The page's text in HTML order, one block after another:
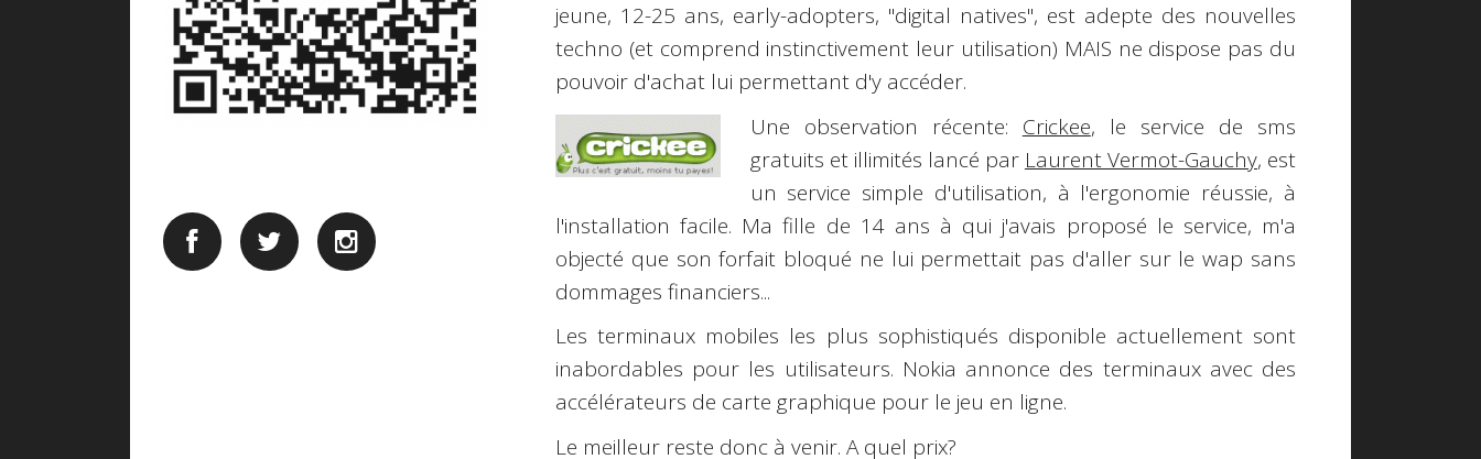
jeune, 12-25 ans, early-adopters, "digital natives", est adepte des nouvelles
techno (et comprend instinctivement leur utilisation) MAIS ne dispose pas du
pouvoir d'achat lui permettant d'y accéder.
Une observation récente: Crickee, le service de sms
gratuits et illimités lancé par Laurent Vermot-Gauchy, est
un service simple d'utilisation, à l'ergonomie réussie, à
l'installation facile. Ma fille de 14 ans à qui j'avais proposé le service, m'a
objecté que son forfait bloqué ne lui permettait pas d'aller sur le wap sans
dommages financiers...
Les terminaux mobiles les plus sophistiqués disponible actuellement sont
inabordables pour les utilisateurs. Nokia annonce des terminaux avec des
accélérateurs de carte graphique pour le jeu en ligne.
Le meilleur reste donc à venir. A quel prix?